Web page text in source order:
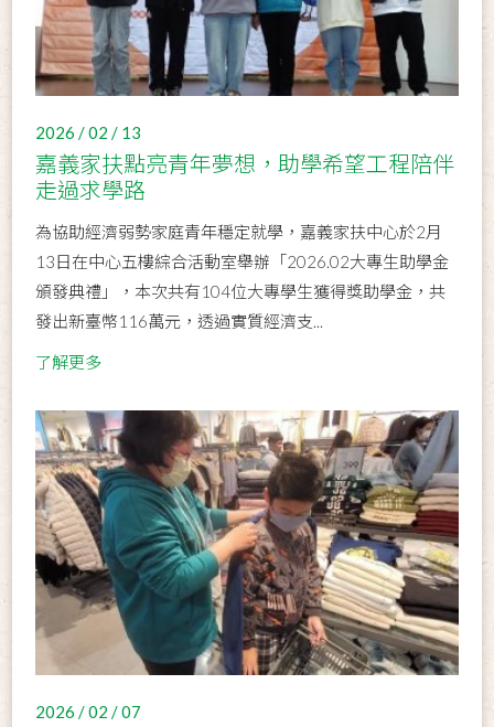
2026 / 02 / 13
嘉義家扶點亮青年夢想，助學希望工程陪伴
走過求學路
為協助經濟弱勢家庭青年穩定就學，嘉義家扶中心於2月
13日在中心五樓綜合活動室舉辦「2026.02大專生助學金
頒發典禮」，本次共有104位大專學生獲得獎助學金，共
發出新臺幣116萬元，透過實質經濟支...
了解更多
2026 / 02 / 07